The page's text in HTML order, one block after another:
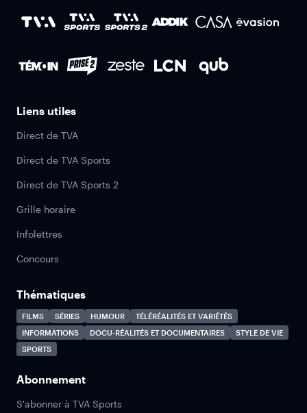
Liens utiles
Direct de TVA
Direct de TVA Sports
Direct de TVA Sports 2
Grille horaire
Infolettres
Concours
Thématiques
FILMS SÉRIES HUMOUR
TÉLÉRÉALITÉS ET VARIÉTÉS
INFORMATIONS
DOCU-RÉALITÉS ET DOCUMENTAIRES
STYLE DE VIE
SPORTS
Abonnement
S'abonner à TVA Sports